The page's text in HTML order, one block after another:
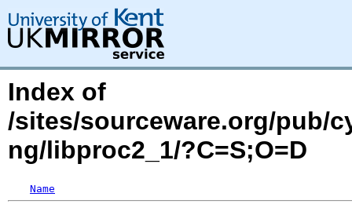
Index of
/sites/sourceware.org/pub/
ng/libproc2_1/?C=S;O=D
Name